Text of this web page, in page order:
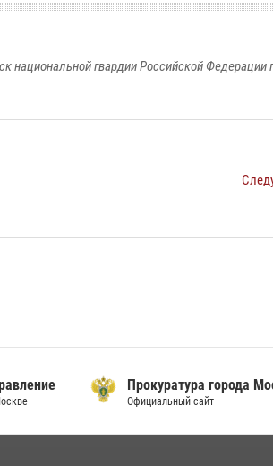
национальной гвардии Российской Федерации
Прокуратура города
Официальный сайт